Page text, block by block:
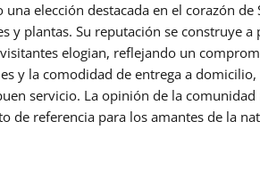
elección destacada en el corazón de
y plantas. Su reputación se construye a
elogian, reflejando un
y la comodidad de entrega a
servicio. La opinión de la comunidad
de referencia para los amantes de la